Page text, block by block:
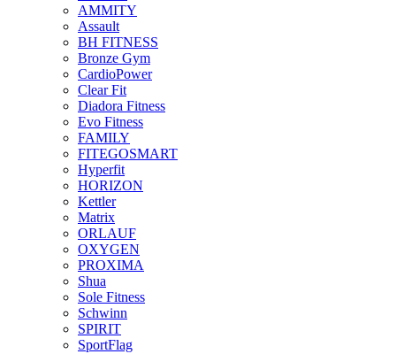
AMMITY
Assault
BH FITNESS
Bronze Gym
CardioPower
Clear Fit
Diadora Fitness
Evo Fitness
FAMILY
FITEGOSMART
Hyperfit
HORIZON
Kettler
Matrix
ORLAUF
OXYGEN
PROXIMA
Shua
Sole Fitness
Schwinn
SPIRIT
SportFlag